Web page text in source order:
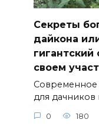
Секреты
дайкона
своем
Современное
для
0 180